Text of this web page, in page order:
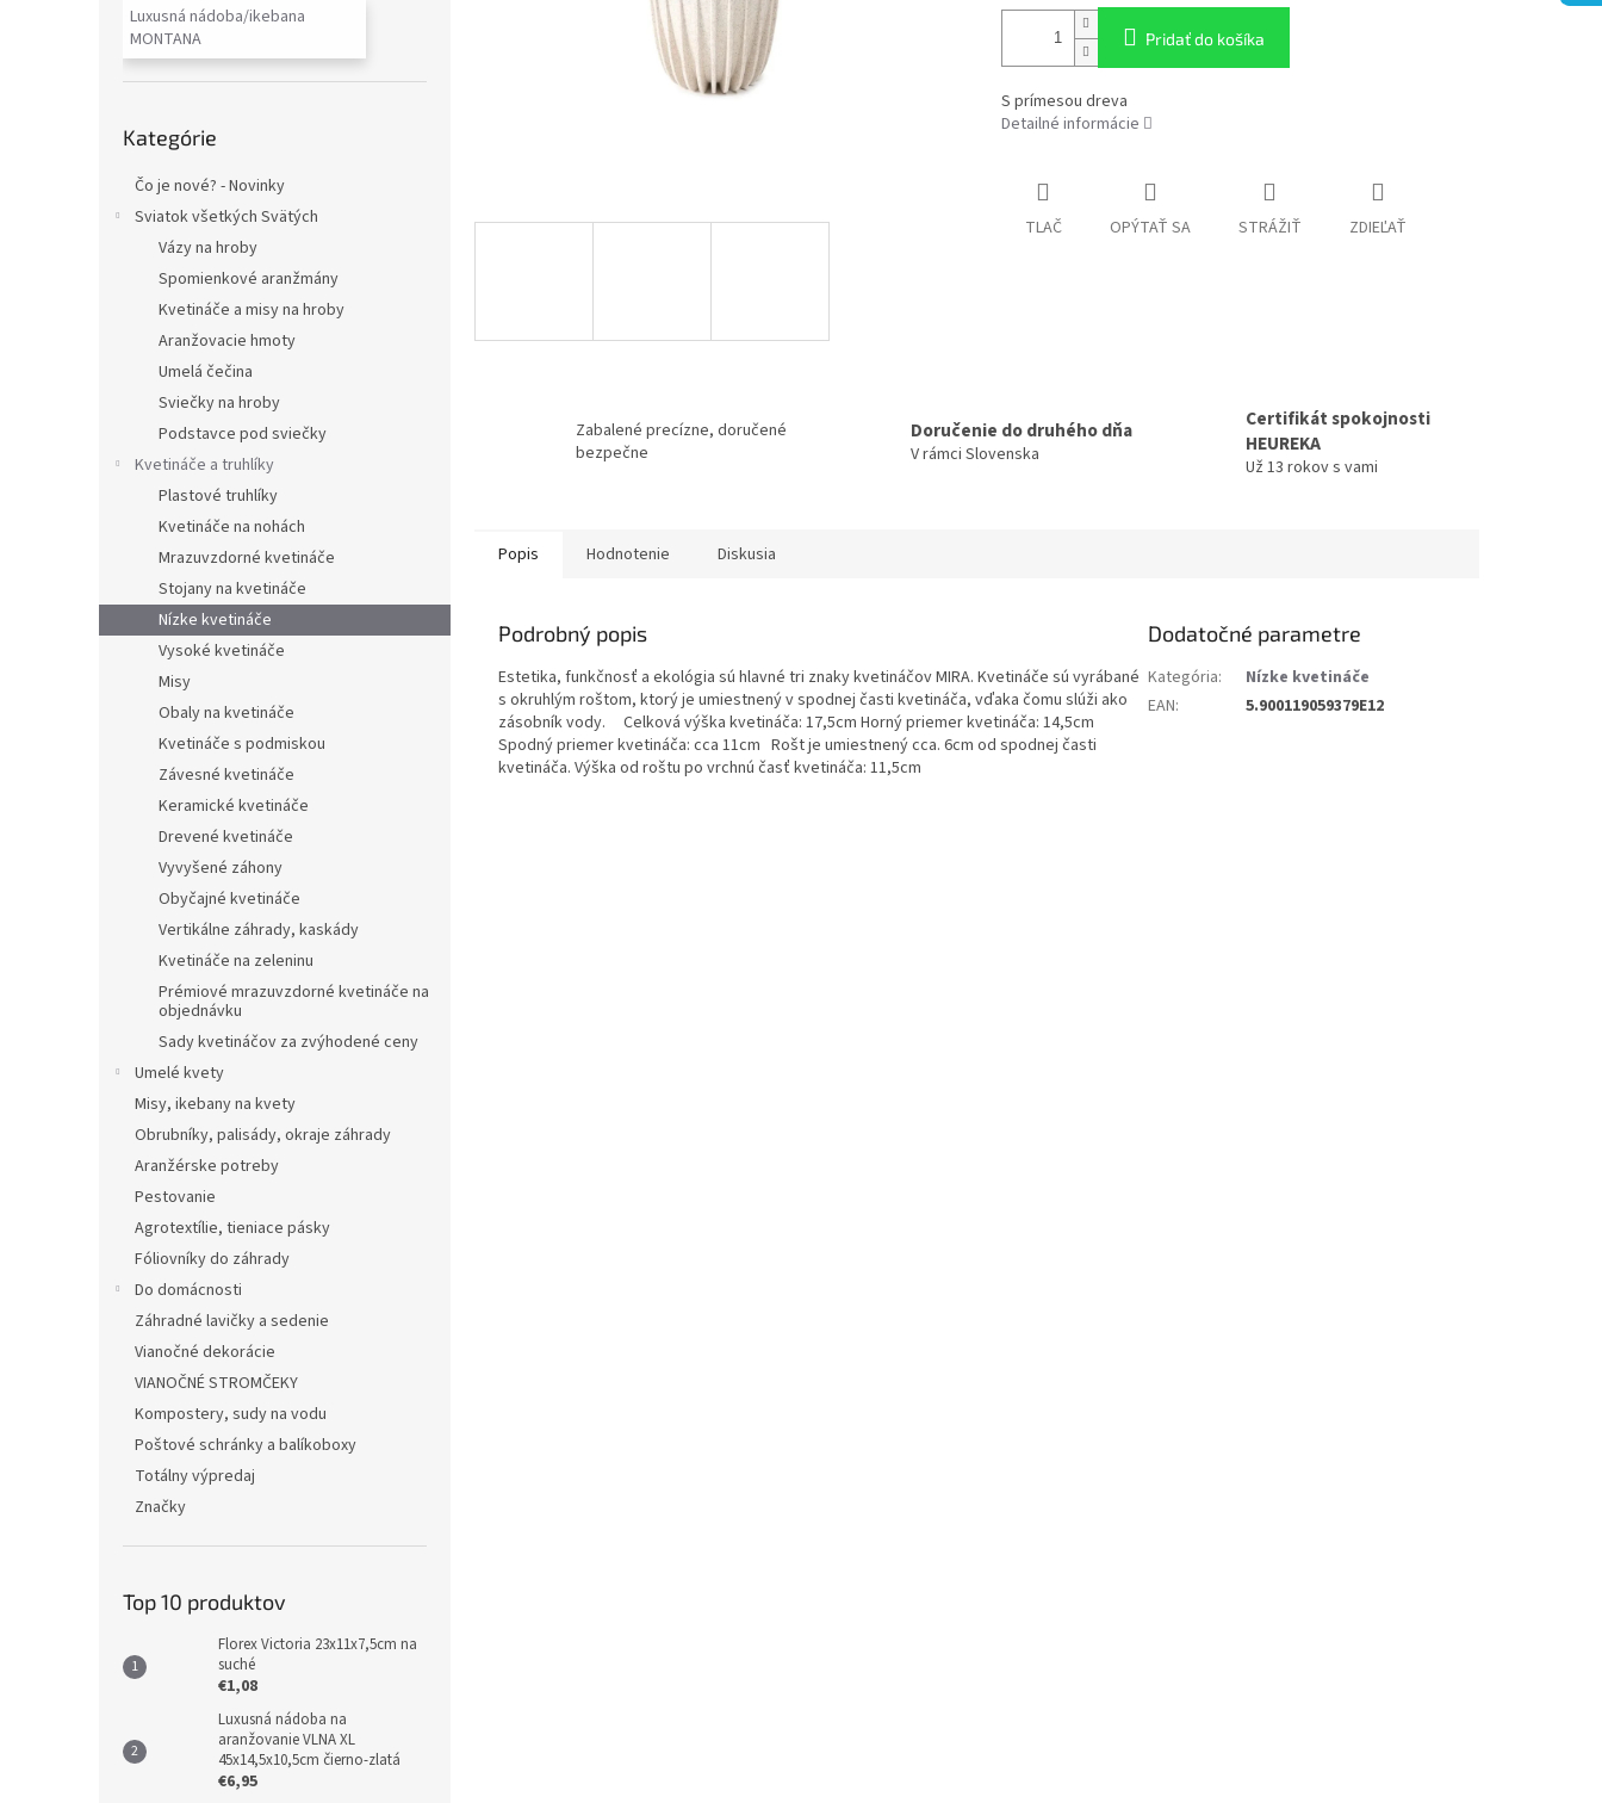
Luxusná nádoba/ikebana
MONTANA
kategórie
Kategórie
Čo je nové? - Novinky
Sviatok všetkých Svätých
Vázy na hroby
Spomienkové aranžmány
Kvetináče a misy na hroby
Aranžovacie hmoty
Umelá čečina
Sviečky na hroby
Podstavce pod sviečky
Kvetináče a truhlíky
Plastové truhlíky
Kvetináče na nohách
Mrazuvzdorné kvetináče
Stojany na kvetináče
Nízke kvetináče
Vysoké kvetináče
Misy
Obaly na kvetináče
Kvetináče s podmiskou
Závesné kvetináče
Keramické kvetináče
Drevené kvetináče
Vyvyšené záhony
Obyčajné kvetináče
Vertikálne záhrady, kaskády
Kvetináče na zeleninu
Prémiové mrazuvzdorné kvetináče na
objednávku
Sady kvetináčov za zvýhodené ceny
Umelé kvety
Misy, ikebany na kvety
Obrubníky, palisády, okraje záhrady
Aranžérske potreby
Pestovanie
Agrotextílie, tieniace pásky
Fóliovníky do záhrady
Do domácnosti
Záhradné lavičky a sedenie
Vianočné dekorácie
VIANOČNÉ STROMČEKY
Kompostery, sudy na vodu
Poštové schránky a balíkoboxy
Totálny výpredaj
Značky
Top 10 produktov
Florex Victoria 23x11x7,5cm na
suché
€1,08
Luxusná nádoba na
aranžovanie VLNA XL
45x14,5x10,5cm čierno-zlatá
€6,95
Pridať do košíka
S prímesou dreva
Detailné informácie
TLAČ OPÝTAŤ SA STRÁŽIŤ ZDIEĽAŤ
Zabalené precízne, doručené
bezpečne
Doručenie do druhého dňa
V rámci Slovenska
Certifikát spokojnosti
HEUREKA
Už 13 rokov s vami
Popis Hodnotenie Diskusia
Podrobný popis
Estetika, funkčnosť a ekológia sú hlavné tri znaky kvetináčov MIRA. Kvetináče sú vyrábané
s okruhlým roštom, ktorý je umiestnený v spodnej časti kvetináča, vďaka čomu slúži ako
zásobník vody. Celková výška kvetináča: 17,5cm Horný priemer kvetináča: 14,5cm
Spodný priemer kvetináča: cca 11cm Rošt je umiestnený cca. 6cm od spodnej časti
kvetináča. Výška od roštu po vrchnú časť kvetináča: 11,5cm
Dodatočné parametre
Kategória:
Nízke kvetináče
EAN: 5.900119059379E12